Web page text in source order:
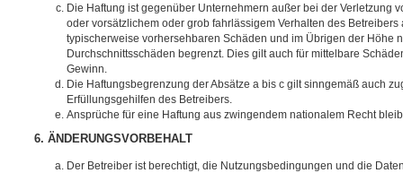
Die Haftung ist gegenüber Unternehmern außer bei der Verletzung
oder vorsätzlichem oder grob fahrlässigem Verhalten des Betreibers
typischerweise vorhersehbaren Schäden und im Übrigen der Höhe
Durchschnittsschäden begrenzt. Dies gilt auch für mittelbare
Gewinn.
Die Haftungsbegrenzung der Absätze a bis c gilt sinngemäß auch
Erfüllungsgehilfen des Betreibers.
Ansprüche für eine Haftung aus zwingendem nationalem Recht
6. ÄNDERUNGSVORBEHALT
Der Betreiber ist berechtigt, die Nutzungsbedingungen und die